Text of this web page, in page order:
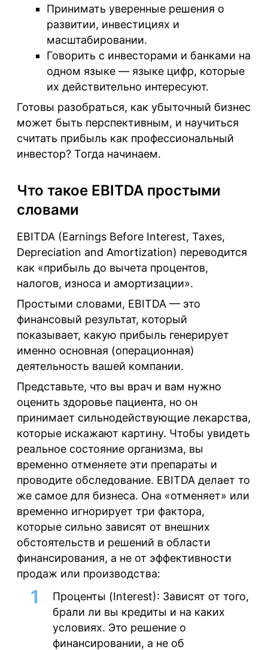
Принимать уверенные решения о
развитии, инвестициях и
масштабировании.
Говорить с инвесторами и банками на
одном языке — языке цифр, которые
их действительно интересуют.
Готовы разобраться, как убыточный бизнес
может быть перспективным, и научиться
считать прибыль как профессиональный
инвестор? Тогда начинаем.
Что такое EBITDA простыми
словами
EBITDA (Earnings Before Interest, Taxes,
Depreciation and Amortization) переводится
как «прибыль до вычета процентов,
налогов, износа и амортизации».
Простыми словами, EBITDA — это
финансовый результат, который
показывает, какую прибыль генерирует
именно основная (операционная)
деятельность вашей компании.
Представьте, что вы врач и вам нужно
оценить здоровье пациента, но он
принимает сильнодействующие лекарства,
которые искажают картину. Чтобы увидеть
реальное состояние организма, вы
временно отменяете эти препараты и
проводите обследование. EBITDA делает то
же самое для бизнеса. Она «отменяет» или
временно игнорирует три фактора,
которые сильно зависят от внешних
обстоятельств и решений в области
финансирования, а не от эффективности
продаж или производства:
Проценты (Interest): Зависят от того,
брали ли вы кредиты и на каких
условиях. Это решение о
финансировании, а не об